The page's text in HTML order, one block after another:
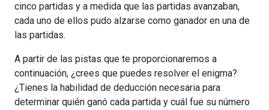
cinco partidas y a medida que las partidas avanzaban,
cada uno de ellos pudo alzarse como ganador en una de
las partidas.
A partir de las pistas que te proporcionaremos a
continuación, ¿crees que puedes resolver el enigma?
¿Tienes la habilidad de deducción necesaria para
determinar quién ganó cada partida y cuál fue su número